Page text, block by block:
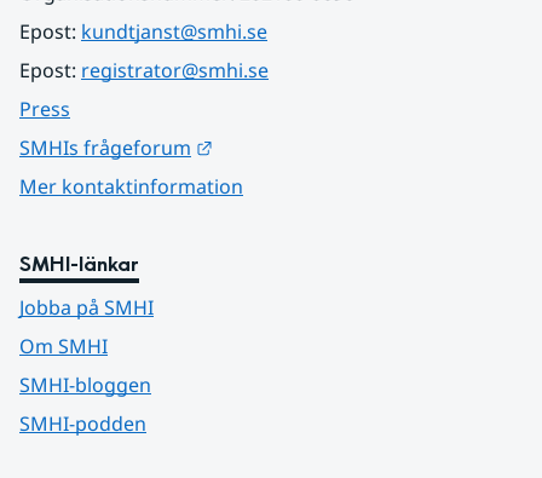
Epost: kundtjanst@smhi.se
Epost: registrator@smhi.se
Press
SMHIs frågeforum
Mer kontaktinformation
SMHI-länkar
Jobba på SMHI
Om SMHI
SMHI-bloggen
SMHI-podden